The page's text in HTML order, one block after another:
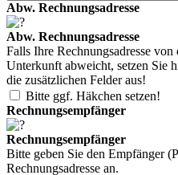
Abw. Rechnungsadresse
Abw. Rechnungsadresse
Falls Ihre Rechnungsadresse von
Unterkunft abweicht, setzen Sie
die zusätzlichen Felder aus!
Bitte ggf. Häkchen setzen!
Rechnungsempfänger
Rechnungsempfänger
Bitte geben Sie den Empfänger
Rechnungsadresse an.